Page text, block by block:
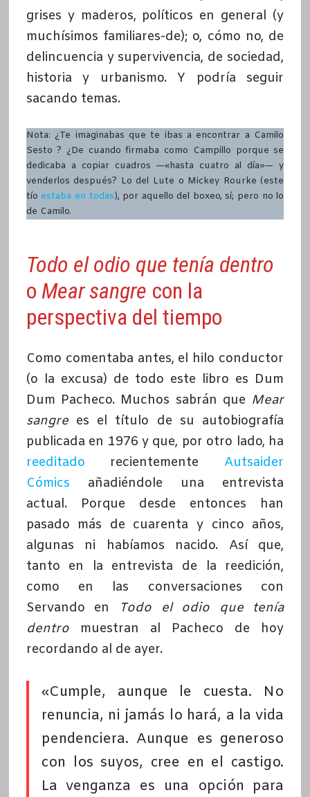
grises y maderos, políticos en general (y
muchísimos familiares-de); o, cómo no, de
delincuencia y supervivencia, de sociedad,
historia y urbanismo. Y podría seguir
sacando temas.
Nota: ¿Te imaginabas que te ibas a encontrar a Camilo
Sesto ? ¿De cuando firmaba como Campillo porque se
dedicaba a copiar cuadros —«hasta cuatro al día»— y
venderlos después? Lo del Lute o Mickey Rourke (este
tío estaba en todas), por aquello del boxeo, sí; pero no lo
de Camilo.
Todo el odio que tenía dentro
o Mear sangre con la
perspectiva del tiempo
Como comentaba antes, el hilo conductor
(o la excusa) de todo este libro es Dum
Dum Pacheco. Muchos sabrán que Mear
sangrees el título de su autobiografía
publicada en 1976 y que, por otro lado, ha
reeditado recientementeAutsaider
Cómics añadiéndole una entrevista
actual. Porque desde entonces han
pasado más de cuarenta y cinco años,
algunas ni habíamos nacido. Así que,
tanto en la entrevista de la reedición,
como en las conversaciones con
Servando en
Todo el odio que tenía
dentromuestran al Pacheco de hoy
recordando al de ayer.
«Cumple, aunque le cuesta. No
renuncia, ni jamás lo hará, a la vida
pendenciera. Aunque es generoso
con los suyos, cree en el castigo.
La venganza es una opción para